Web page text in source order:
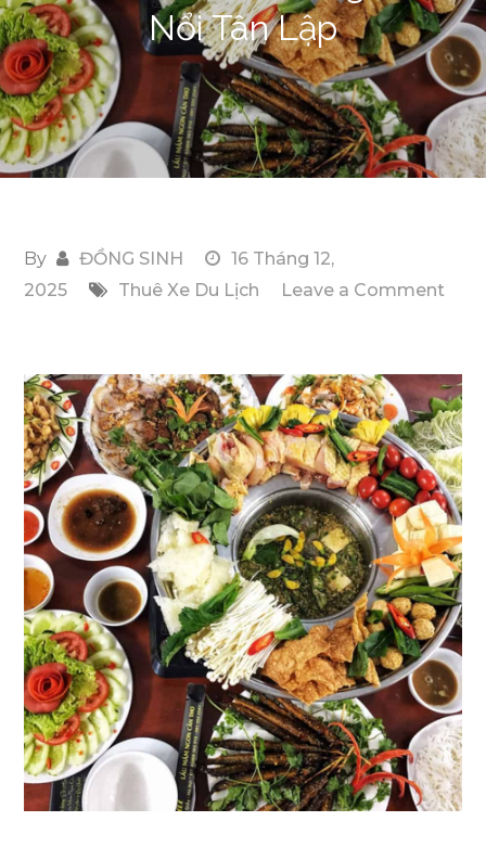
Nổi Tân Lập
By ĐỒNG SINH
16 Tháng 12,
2025
Thuê Xe Du Lịch
Leave a Comment
Trải
Nghiệm
Thú
Vị
Khi
Đặt
Chân
Đến
Làng
Nổi
Tân
Lập